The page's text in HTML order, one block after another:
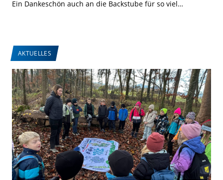
Ein Dankeschön auch an die Backstube für so viel…
AKTUELLES